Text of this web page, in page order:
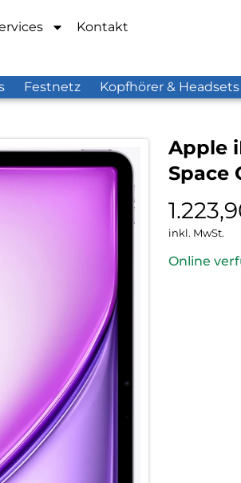
Kontakt
Festnetz Kopfhörer & Headsets
Apple
Space
inkl. MwSt.
Online